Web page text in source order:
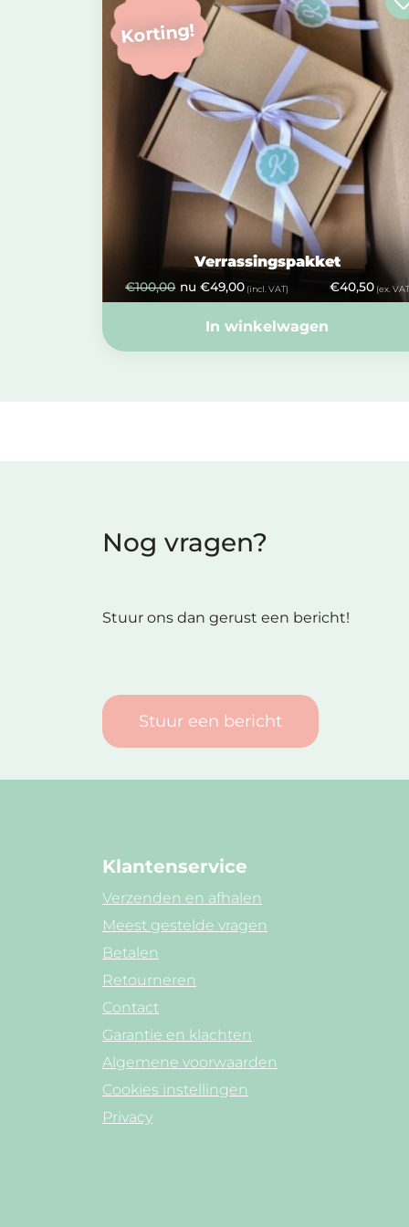
Korting!
Verrassingspakket
€100,00 nu €49,00 (incl. VAT) €40,50(ex.
In winkelwagen
Nog vragen?
Stuur ons dan gerust een bericht!
Stuur een bericht
Klantenservice
Verzenden en afhalen
Meest gestelde vragen
Betalen
Retourneren
Contact
Garantie en klachten
Algemene voorwaarden
Cookies instellingen
Privacy